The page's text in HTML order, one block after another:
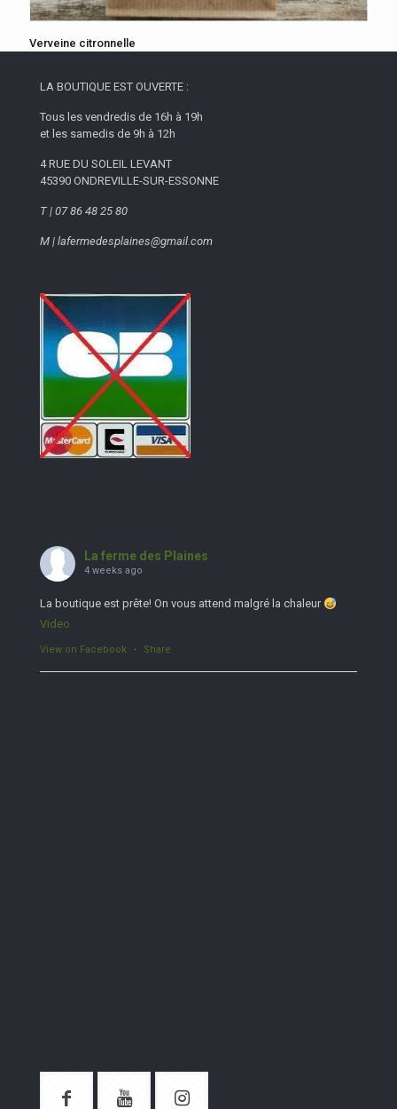
Verveine citronnelle
LA BOUTIQUE EST OUVERTE :
Tous les vendredis de 16h à 19h
et les samedis de 9h à 12h
4 RUE DU SOLEIL LEVANT
45390 ONDREVILLE-SUR-ESSONNE
T | 07 86 48 25 80
M | lafermedesplaines@gmail.com
La ferme des Plaines
4 weeks ago
La boutique est prête! On vous attend malgré la chaleur
Video
View on Facebook · Share